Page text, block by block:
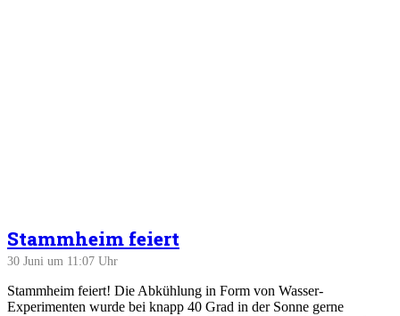
Stammheim feiert
30 Juni um 11:07 Uhr
Stammheim feiert! Die Abkühlung in Form von Wasser-
Experimenten wurde bei knapp 40 Grad in der Sonne gerne